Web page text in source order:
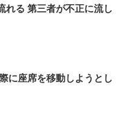
れる 第三者が不正に流し
に座席を移動しようとし